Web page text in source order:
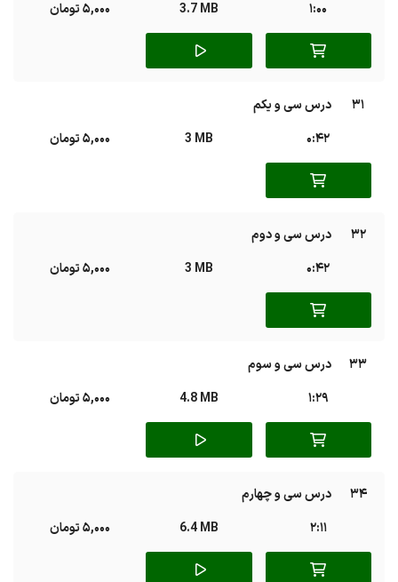
1:00
3.7 MB 5,000 تومان
31
درس سی‌ و یکم
0:42
3 MB 5,000 تومان
32
درس سی‌ و دوم
0:42
3 MB 5,000 تومان
33
درس سی‌ و سوم
1:29
4.8 MB 5,000 تومان
34
درس سی‌ و چهارم
2:11
6.4 MB 5,000 تومان